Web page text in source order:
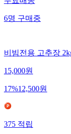
무료배송
6명구매중
비빔전용 고추장
15,000원
17%12,500원
375적립